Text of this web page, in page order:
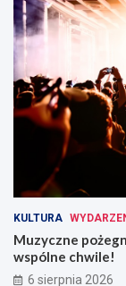
KULTURA
Muzyczne
wspólne chwile!
6 sierpnia 2026